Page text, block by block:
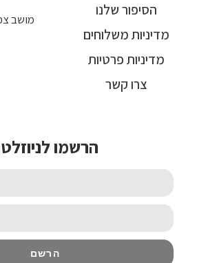
מושב
הסיפור שלנו
מדיניות משלוחים
מדיניות פרטיות
צרו קשר
הרשמו
הרשם